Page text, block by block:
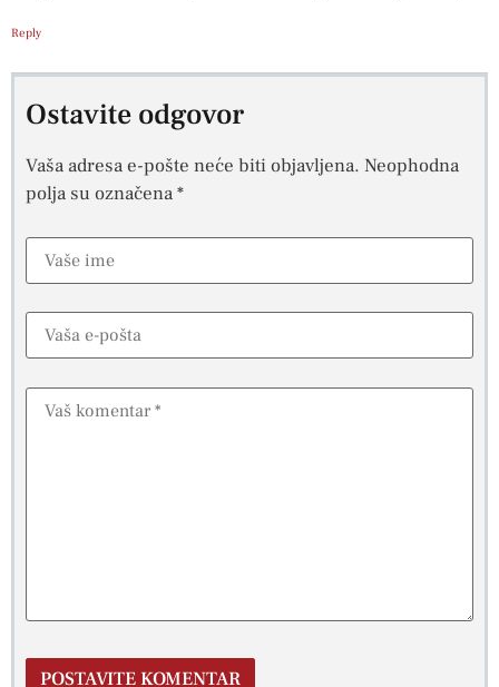
Reply
Ostavite odgovor
Vaša adresa e-pošte neće biti objavljena. Neophodna
polja su označena*